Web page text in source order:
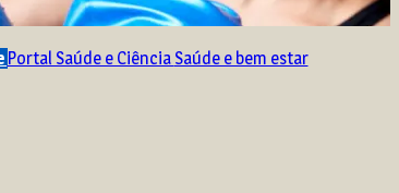
Portal Saúde e Ciência Saúde e bem estar